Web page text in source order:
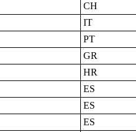
CH
IT
PT
GR
HR
ES
ES
ES